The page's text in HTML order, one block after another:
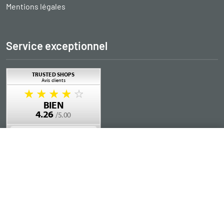
Mentions légales
Service exceptionnel